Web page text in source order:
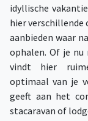
idyllische
hier verschillende
aanbieden waar
ophalen. Of je
vindt hier
optimaal van je
geeft aan het
stacaravan of